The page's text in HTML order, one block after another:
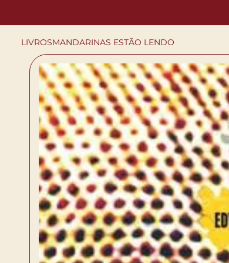
LIVROSMANDARINAS ESTÃO LENDO